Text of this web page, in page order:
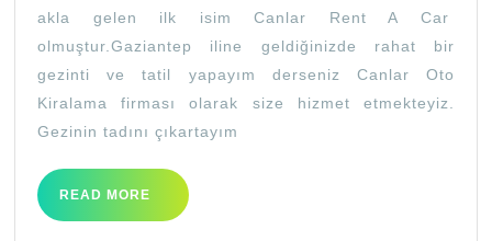
akla gelen ilk isim Canlar Rent A Car
olmuştur.Gaziantep iline geldiğinizde rahat bir
gezinti ve tatil yapayım derseniz Canlar Oto
Kiralama firması olarak size hizmet etmekteyiz.
Gezinin tadını çıkartayım
READ MORE
READ
MORE